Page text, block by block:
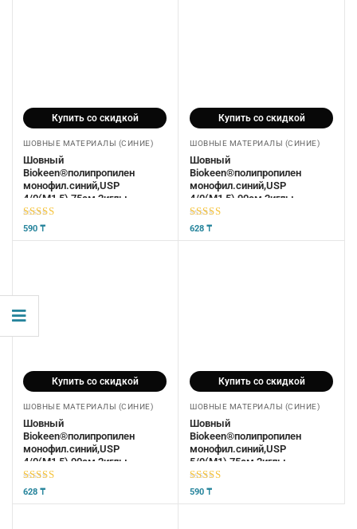
Купить со скидкой
ШОВНЫЕ МАТЕРИАЛЫ (СИНИЕ)
Шовный
Biokeen®полипропилен
монофил.синий,USP
4/0(М1,5),75см,2иглы
кол.15мм,1/2,нерас.стер
5из 5
590 ₸
Купить со скидкой
ШОВНЫЕ МАТЕРИАЛЫ (СИНИЕ)
Шовный
Biokeen®полипропилен
монофил.синий,USP
4/0(М1,5),90см,2иглы
кол.20мм,1/2,нерас.стер
5из 5
628 ₸
Купить со скидкой
ШОВНЫЕ МАТЕРИАЛЫ (СИНИЕ)
Шовный
Biokeen®полипропилен
монофил.синий,USP
4/0(М1,5),90см,2иглы
кол.25мм,1/2,нерас.стер
5из 5
628 ₸
Купить со скидкой
ШОВНЫЕ МАТЕРИАЛЫ (СИНИЕ)
Шовный
Biokeen®полипропилен
монофил.синий,USP
5/0(М1),75см,2иглы
кол.13мм,1/2,нерас.стер
5из 5
590 ₸